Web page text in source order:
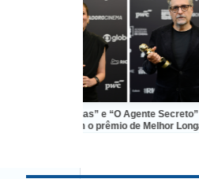
“Manas” e “O Agente Secreto”
dividem o prêmio de Melhor Longa-